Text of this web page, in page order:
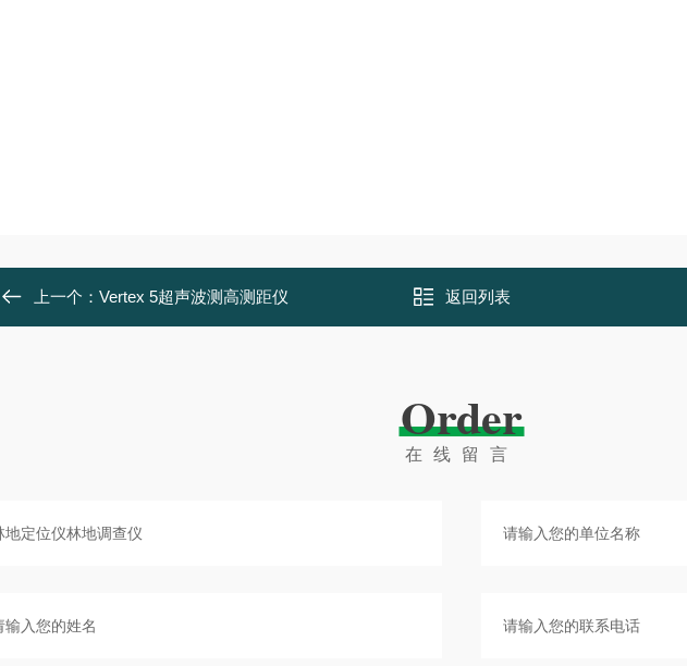
上一个： Vertex 5超声波测高测距仪 返回列表
Order
在线留言